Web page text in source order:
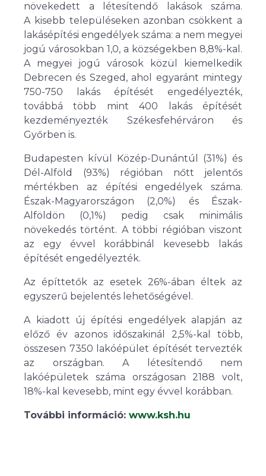
növekedett a létesítendő lakások száma.
A kisebb településeken azonban csökkent a
lakásépítési engedélyek száma: a nem megyei
jogú városokban 1,0, a községekben 8,8%-kal.
A megyei jogú városok közül kiemelkedik
Debrecen és Szeged, ahol egyaránt mintegy
750-750 lakás építését engedélyezték,
továbbá több mint 400 lakás építését
kezdeményezték Székesfehérváron és
Győrben is.
Budapesten kívül Közép-Dunántúl (31%) és
Dél-Alföld (93%) régióban nőtt jelentős
mértékben az építési engedélyek száma.
Észak-Magyarországon (2,0%) és Észak-
Alföldön (0,1%) pedig csak minimális
növekedés történt. A többi régióban viszont
az egy évvel korábbinál kevesebb lakás
építését engedélyezték.
Az építtetők az esetek 26%-ában éltek az
egyszerű bejelentés lehetőségével.
A kiadott új építési engedélyek alapján az
előző év azonos időszakinál 2,5%-kal több,
összesen 7350 lakóépület építését tervezték
az országban. A létesítendő nem
lakóépületek száma országosan 2188 volt,
18%-kal kevesebb, mint egy évvel korábban.
További információ: www.ksh.hu